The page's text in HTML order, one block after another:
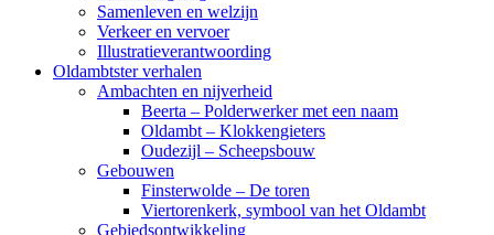
Samenleven en welzijn
Verkeer en vervoer
Illustratieverantwoording
Oldambtster verhalen
Ambachten en nijverheid
Beerta – Polderwerker met een naam
Oldambt – Klokkengieters
Oudezijl – Scheepsbouw
Gebouwen
Finsterwolde – De toren
Viertorenkerk, symbool van het Oldambt
Gebiedsontwikkeling